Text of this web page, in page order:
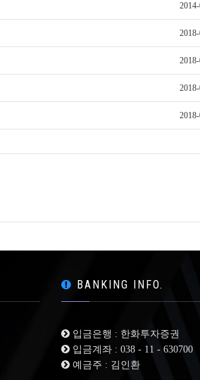
BANKING INFO.
입금은행 : 한화투자증권
입금계좌 : 038 - 11 - 630700
예금주 : 김인환